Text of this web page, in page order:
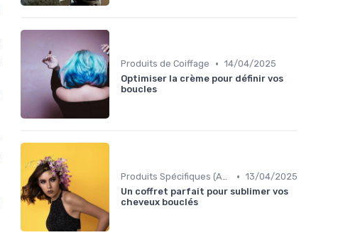
Produits de Coiffage • 14/04/2025
Optimiser la crème pour définir vos
boucles
Produits Spécifiques (Anti-Frisottis, Hydratants) • 13/04/2025
Un coffret parfait pour sublimer vos
cheveux bouclés